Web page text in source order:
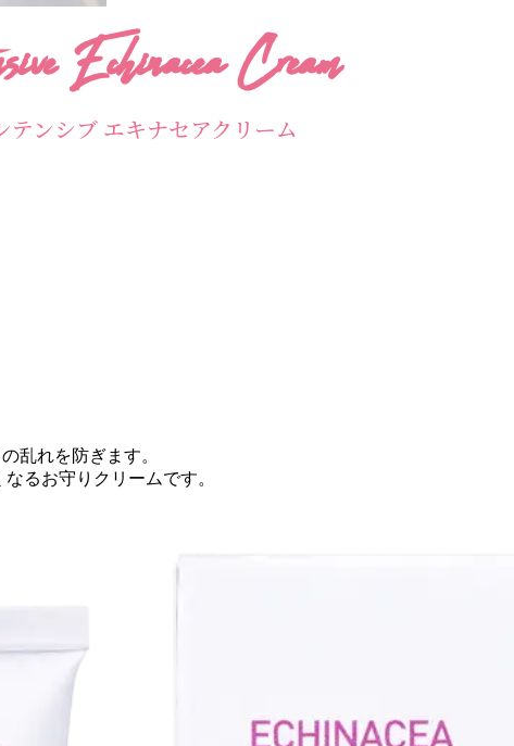
Echinacea Cream
テンシブ エキナセアクリーム
乱れを防ぎます。
るお守りクリームです。